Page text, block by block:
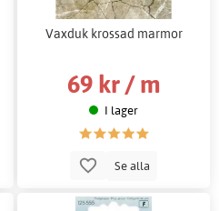
Vaxduk krossad marmor
69 kr / m
I lager
Se alla